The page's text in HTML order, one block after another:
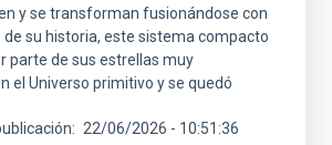
y se transforman fusionándose con
de su historia, este sistema compacto
parte de sus estrellas muy
el Universo primitivo y se quedó
22/06/2026 - 10:51:36